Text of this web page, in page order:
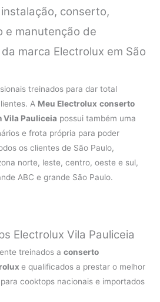
conserto,
e manutenção de
marca Electrolux em São
treinados para dar total
A Meu Electrolux conserto
Vila Pauliceia possui também uma
e frota própria para poder
os clientes de São Paulo,
norte, leste, centro, oeste e sul,
ABC e grande São Paulo.
Electrolux Vila Pauliceia
treinados aconserto
e qualificados a prestar o melhor
cooktops nacionais e importados